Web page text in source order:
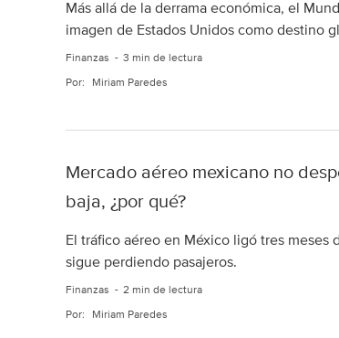
Más allá de la derrama económica, el
imagen de Estados Unidos como destino
Finanzas 3 min de lectura
Por: Miriam Paredes
Mercado aéreo mexicano no
baja, ¿por qué?
El tráfico aéreo en México ligó tres meses
sigue perdiendo pasajeros.
Finanzas 2 min de lectura
Por: Miriam Paredes